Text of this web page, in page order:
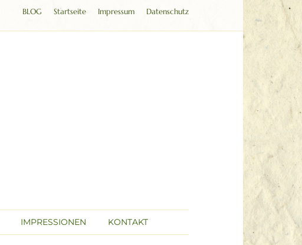
BLOG Startseite Impressum Datenschutz
IMPRESSIONEN KONTAKT